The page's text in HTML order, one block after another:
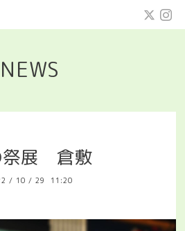
NEWS
祭展 倉敷
/ 10 / 29 11:20